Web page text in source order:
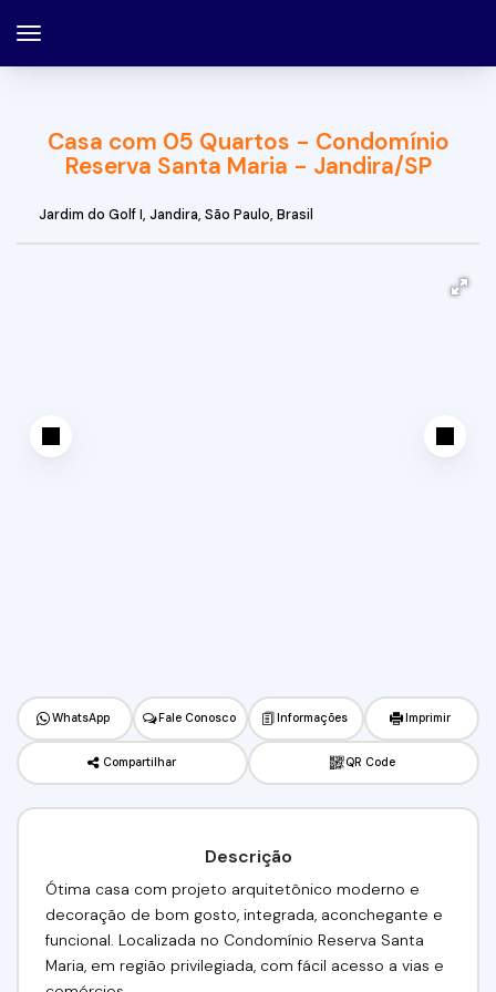
Casa com 05 Quartos - Condomínio
Reserva Santa Maria - Jandira/SP
Jardim do Golf I, Jandira, São Paulo, Brasil
WhatsApp Fale Conosco Informações Imprimir
Compartilhar QR Code
Descrição
Ótima casa com projeto arquitetônico moderno e
decoração de bom gosto, integrada, aconchegante e
funcional. Localizada no Condomínio Reserva Santa
Maria, em região privilegiada, com fácil acesso a vias e